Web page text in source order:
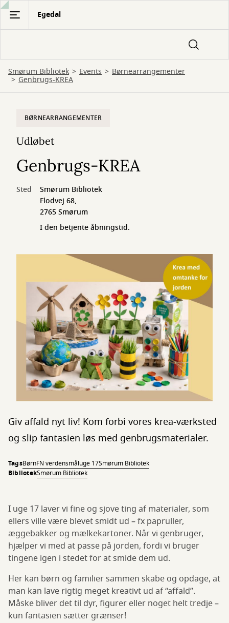
Gå
hovedindhold
Egedal
Smørum Bibliotek Events Børnearrangementer
Genbrugs-KREA
BØRNEARRANGEMENTER
Udløbet
Genbrugs-KREA
Sted
Smørum Bibliotek
Flodvej 68,
2765 Smørum
I den betjente åbningstid.
Giv affald nyt liv! Kom forbi vores krea-værksted
og slip fantasien løs med genbrugsmaterialer.
TagsBørnFN verdensmåluge 17Smørum Bibliotek
BibliotekSmørum Bibliotek
I uge 17 laver vi fine og sjove ting af materialer, som
ellers ville være blevet smidt ud – fx papruller,
æggebakker og mælkekartoner. Når vi genbruger,
hjælper vi med at passe på jorden, fordi vi bruger
tingene igen i stedet for at smide dem ud.
Her kan børn og familier sammen skabe og opdage, at
man kan lave rigtig meget kreativt ud af “affald”.
Måske bliver det til dyr, figurer eller noget helt tredje –
kun fantasien sætter grænser!